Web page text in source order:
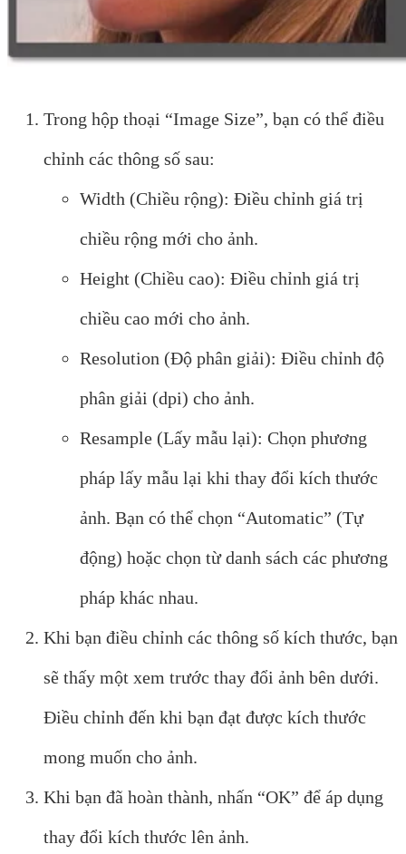
Trong hộp thoại “Image Size”, bạn có thể điều
chỉnh các thông số sau:
Width (Chiều rộng): Điều chỉnh giá trị
chiều rộng mới cho ảnh.
Height (Chiều cao): Điều chỉnh giá trị
chiều cao mới cho ảnh.
Resolution (Độ phân giải): Điều chỉnh độ
phân giải (dpi) cho ảnh.
Resample (Lấy mẫu lại): Chọn phương
pháp lấy mẫu lại khi thay đổi kích thước
ảnh. Bạn có thể chọn “Automatic” (Tự
động) hoặc chọn từ danh sách các phương
pháp khác nhau.
Khi bạn điều chỉnh các thông số kích thước, bạn
sẽ thấy một xem trước thay đổi ảnh bên dưới.
Điều chỉnh đến khi bạn đạt được kích thước
mong muốn cho ảnh.
Khi bạn đã hoàn thành, nhấn “OK” để áp dụng
thay đổi kích thước lên ảnh.